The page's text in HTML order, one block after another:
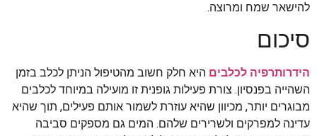
להישאר שמח ומרוצה.
סיכום
הידרותרפיה לכלבים היא חלק חשוב מהטיפול הניתן לכלב בזמן
השהייה בפנסיון. צורת פעילות גופנית זו מועילה במיוחד לכלבים
מבוגרים יותר, מכיוון שהיא עוזרת לשמור אותם פעילים, תוך שהיא
עדינה למפרקים ולשרירים שלהם. המים גם מספקים סביבה